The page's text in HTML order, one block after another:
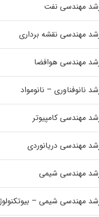
مهندسی نفت
مهندسی نقشه برداری
مهندسی هوافضا
نانوفناوری – نانومواد
مهندسی کامپیوتر
مهندسی دریانوردی
مهندسی شیمی
مهندسی شیمی –